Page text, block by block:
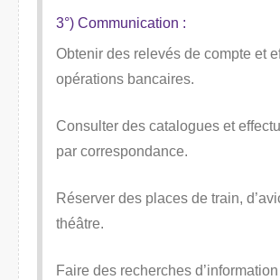
3°) Communication :
Obtenir des relevés de compte et
opérations bancaires.
Consulter des catalogues et
par correspondance.
Réserver des places de train,
théâtre.
Faire des recherches